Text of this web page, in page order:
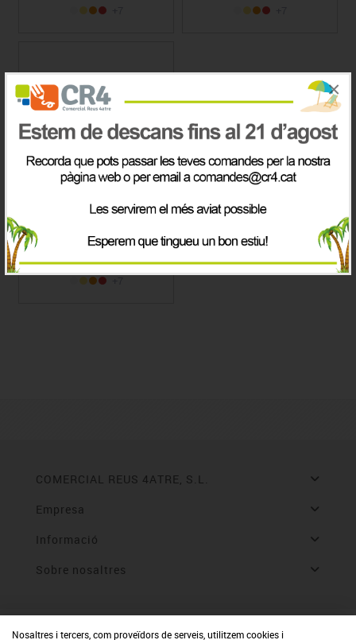
×
Rotllo de Feltre
Preu
11.12€
COMERCIAL REUS 4ATRE, S.L.
Empresa
Informació
Sobre nosaltres
Nosaltres i tercers, com proveïdors de serveis, utilitzem cookies i